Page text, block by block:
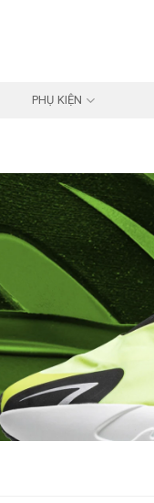
PHỤ KIỆN